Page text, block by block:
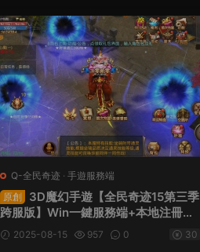
Q-全民奇迹 · 手遊服務端
原創
3D魔幻手遊【全民奇迹15第三季
跨服版】Win一鍵服務端+本地注冊
+加解密工具+GM工具+GM授權後台
+安卓蘋果雙端+視頻架設教程
2025-08-15 957 0 30